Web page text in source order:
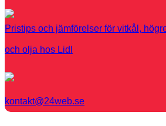
Pristips och jämförelser för vitkål,
och olja hos Lidl
kontakt@24web.se